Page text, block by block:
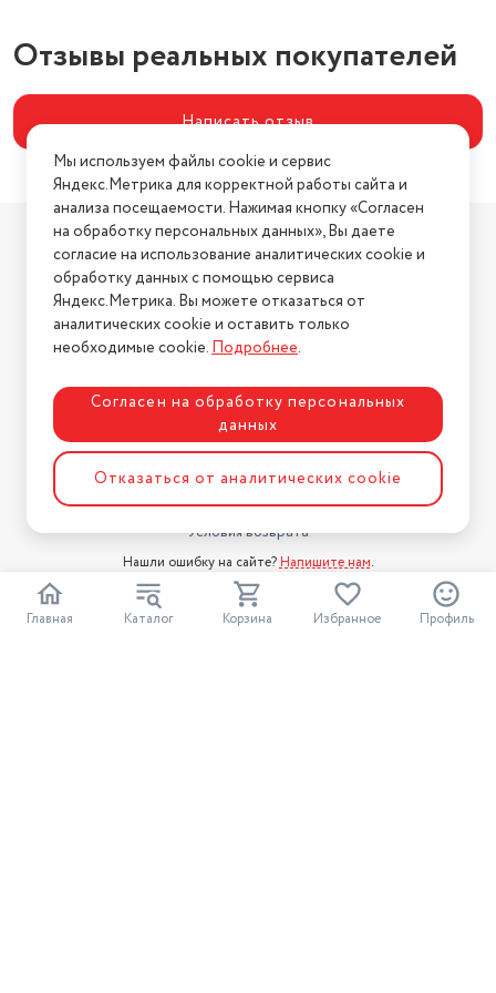
Главная Каталог Корзина Избранное Профиль
Зона свежести
есть
Уровень шума (дБ)
Хладагент
Размораживание холодильной
камеры
No Frost
Размораживание морозильной
камеры
No Frost
Габариты (ШxГxВ)
69х54,5х193,5 см
Количество компрессоров
1
Материал полок
стекло
Автономное сохранение
холода
22 ч
Индикация открытой двери
звуковая
Тип компрессора
линейнo-инверторный
Отзывы реальных покупателей
Написать отзыв
Компания
О компании
Магазины
Бренды
Блог
Информация
Условия оплаты
Условия доставки
Условия возврата
Нашли ошибку на сайте? Напишите нам.
2026 © Интернет-магазин "АстМаркет". У нас есть всё!
Мы используем файлы cookie и сервис
Яндекс.Метрика для корректной работы сайта и
анализа посещаемости. Нажимая кнопку «Согласен
на обработку персональных данных», Вы даете
согласие на использование аналитических cookie и
обработку данных с помощью сервиса
Яндекс.Метрика. Вы можете отказаться от
аналитических cookie и оставить только
необходимые cookie.Подробнее.
Согласен на обработку персональных
данных
Отказаться от аналитических cookie